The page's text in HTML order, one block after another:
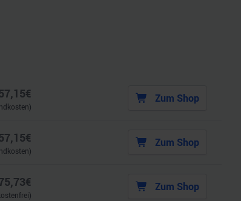
€ Zum Shop
€ Zum Shop
€ Zum Shop